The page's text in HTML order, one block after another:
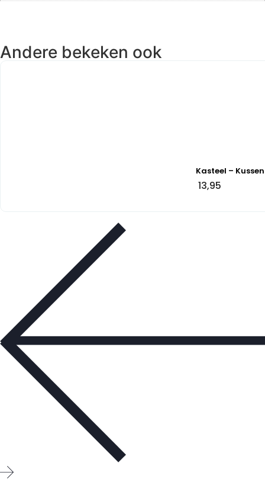
Andere bekeken ook
Kasteel –
13,95